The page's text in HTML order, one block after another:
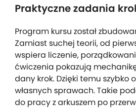
Praktyczne zadania
Program kursu został
Zamiast suchej teorii, od
wspiera liczenie,
ćwiczenia pokazują
dany krok. Dzięki temu szybko
własnych sprawach. Takie
do pracy z arkuszem po